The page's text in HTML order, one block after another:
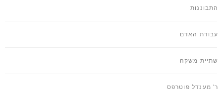
התבוננות
עבודת האדם
שתיית משקה
ר' מענדל פוטרפס